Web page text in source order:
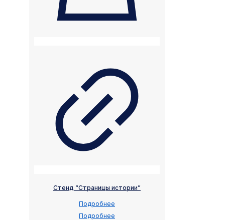
Стенд “Страницы истории”
Подробнее
Подробнее